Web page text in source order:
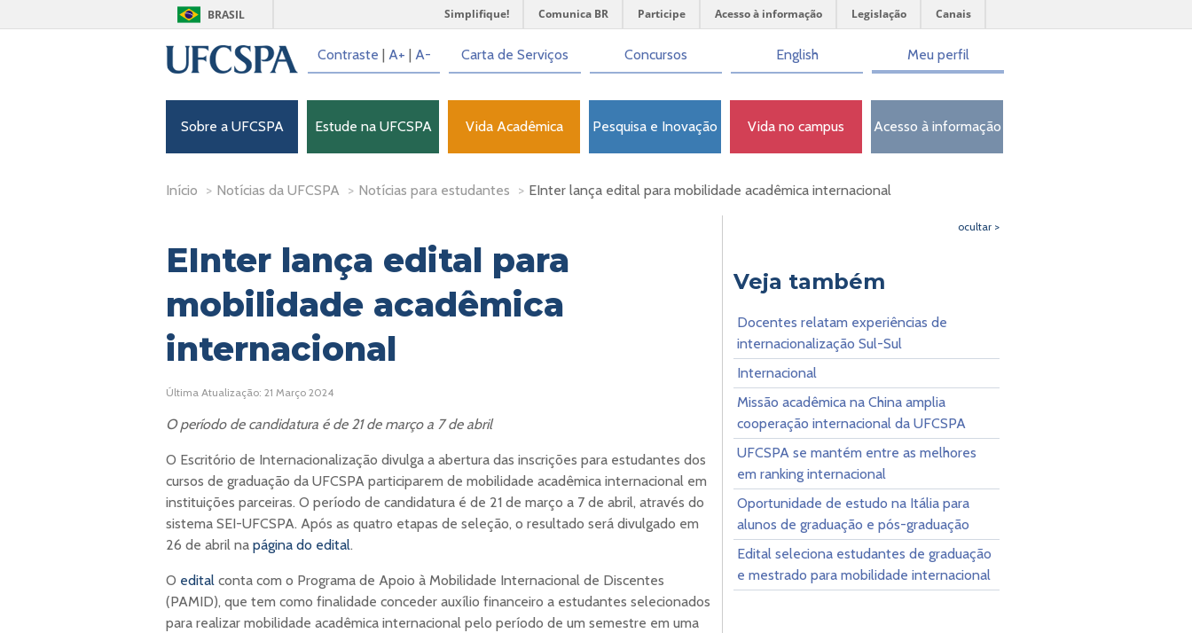
BRASIL Simplifique! Comunica BR Participe Acesso à informação Legislação Canais
Contraste | A+ | A- Carta de Serviços Concursos English Meu perfil
Sobre a UFCSPA Estude na UFCSPA Vida Acadêmica Pesquisa e Inovação Vida no campus Acesso à informação
Início > Notícias da UFCSPA > Notícias para estudantes > EInter lança edital para mobilidade acadêmica internacional
EInter lança edital para
mobilidade acadêmica
internacional
Última Atualização: 21 Março 2024
O período de candidatura é de 21 de março a 7 de abril
O Escritório de Internacionalização divulga a abertura das inscrições para estudantes dos
cursos de graduação da UFCSPA participarem de mobilidade acadêmica internacional em
instituições parceiras. O período de candidatura é de 21 de março a 7 de abril, através do
sistema SEI-UFCSPA. Após as quatro etapas de seleção, o resultado será divulgado em
26 de abril na página do edital.
O edital conta com o Programa de Apoio à Mobilidade Internacional de Discentes
(PAMID), que tem como finalidade conceder auxílio financeiro a estudantes selecionados
para realizar mobilidade acadêmica internacional pelo período de um semestre em uma
ocultar >
Veja também
Docentes relatam experiências de
internacionalização Sul-Sul
Internacional
Missão acadêmica na China amplia
cooperação internacional da UFCSPA
UFCSPA se mantém entre as melhores
em ranking internacional
Oportunidade de estudo na Itália para
alunos de graduação e pós-graduação
Edital seleciona estudantes de graduação
e mestrado para mobilidade internacional